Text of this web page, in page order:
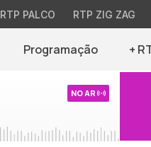
RTP PALCO RTP ZIG ZAG
Programação +
NO AR